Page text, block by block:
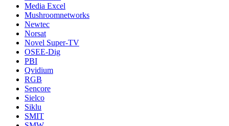
Media Excel
Mushroomnetworks
Newtec
Norsat
Novel Super-TV
OSEE-Dig
PBI
Qvidium
RGB
Sencore
Sielco
Siklu
SMIT